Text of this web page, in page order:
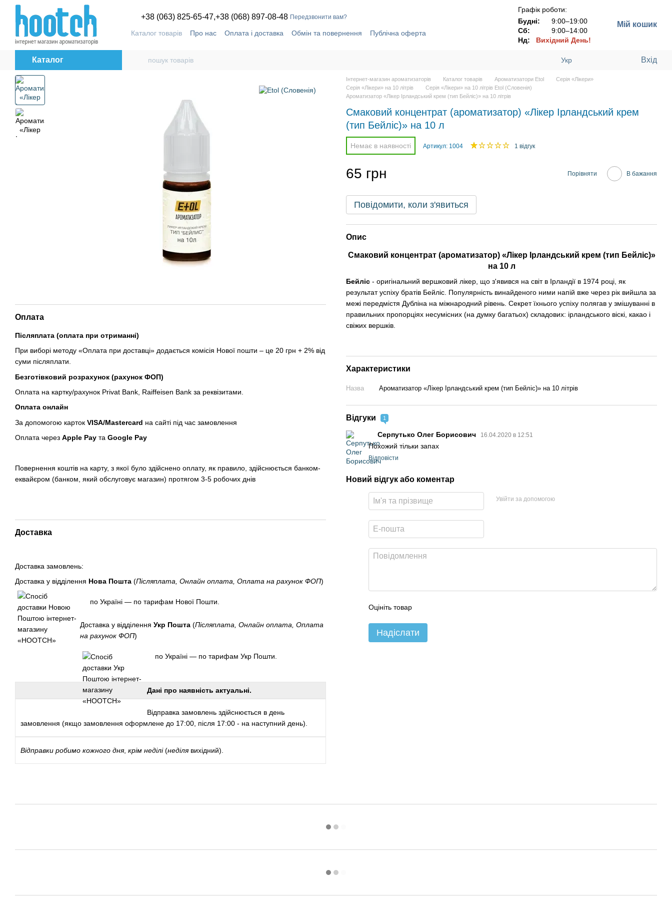
Перейти до основного контенту
+38 (063) 825-65-47,+38 (068) 897-08-48 Передзвонити вам?
Каталог товарів Про нас Оплата і доставка Обмін та повернення
Публічна оферта
Графік роботи:
Будні:
9:00–19:00
Сб:
9:00–14:00
Нд: Вихідний День!
Мій кошик
Каталог Укр Вхід
Оплата
Післяплата (оплата при отриманні)
При виборі методу «Оплата при доставці» додається комісія Нової пошти – це 20 грн + 2% від
суми післяплати.
Безготівковий розрахунок (рахунок ФОП)
Оплата на картку/рахунок Privat Bank, Raiffeisen Bank за реквізитами.
Оплата онлайн
За допомогою карток VISA/Mastercard на сайті під час замовлення
Оплата через Apple Pay та Google Pay
Повернення коштів на карту, з якої було здійснено оплату, як правило, здійснюється банком-
еквайєром (банком, який обслуговує магазин) протягом 3-5 робочих днів
Доставка
Доставка замовлень:
Доставка у відділення Нова Пошта (Післяплата, Онлайн оплата, Оплата на рахунок ФОП)
по Україні — по тарифам Нової Пошти.
Доставка у відділення Укр Пошта (Післяплата, Онлайн оплата, Оплата
на рахунок ФОП)
по Україні — по тарифам Укр Пошти.
Дані про наявність актуальні.
Відправка замовлень здійснюється в день
замовлення (якщо замовлення оформлене до 17:00, після 17:00 - на наступний день).
Відправки робимо кожного дня, крім неділі(неділявихідний).
Інтернет-магазин ароматизаторів Каталог товарів Ароматизатори Etol
Серія «Лікери»
Серія «Лікери» на 10 літрів
Серія «Лікери» на 10 літрів Etol (Словенія)
Ароматизатор «Лікер Ірландський крем (тип Бейліс)» на 10 літрів
Смаковий концентрат (ароматизатор) «Лікер Ірландський крем
(тип Бейліс)» на 10 л
Немає в наявності Артикул: 1004 1 відгук
65 грн Порівняти В бажання
Повідомити, коли з'явиться
Опис
Смаковий концентрат (ароматизатор) «Лікер Ірландський крем (тип Бейліс)»
на 10 л
Бейліс - оригінальний вершковий лікер, що з'явився на світ в Ірландії в 1974 році, як
результат успіху братів Бейліс. Популярність винайденого ними напій вже через рік вийшла за
межі передмістя Дубліна на міжнародний рівень. Секрет їхнього успіху полягав у змішуванні в
правильних пропорціях несумісних (на думку багатьох) складових: ірландського віскі, какао і
свіжих вершків.
Характеристики
Назва Ароматизатор «Лікер Ірландський крем (тип Бейліс)» на 10 літрів
Відгуки 1
Серпутько Олег Борисович 16.04.2020 в 12:51
Похожий тільки запах
Відповісти
Новий відгук або коментар
Увійти за допомогою
Оцініть товар
Надіслати